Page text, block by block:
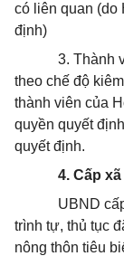
có liên quan (do
định)
3. Thành
theo chế độ
thành viên của
quyền quyết
quyết định.
4. Cấp
UBND
trình tự, thủ tục
nông thôn tiêu